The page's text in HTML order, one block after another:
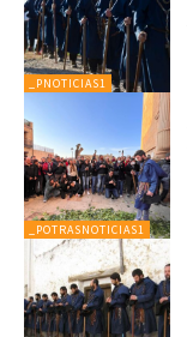
_PNOTICIAS1
_POTRASNOTICIAS1